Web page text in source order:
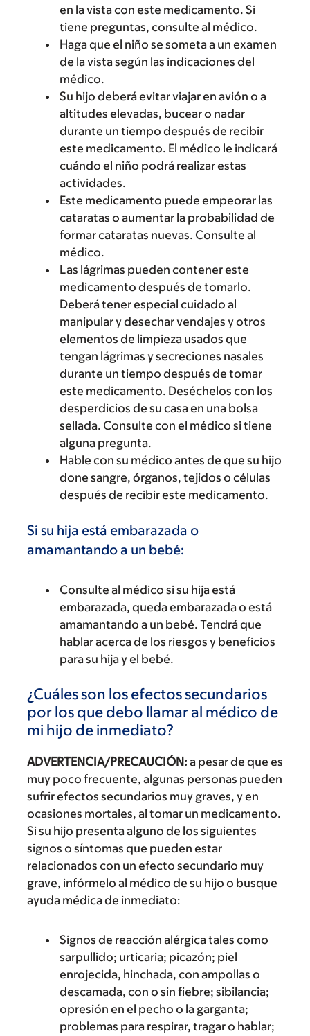
en la vista con este medicamento. Si
tiene preguntas, consulte al médico.
Haga que el niño se someta a un examen
de la vista según las indicaciones del
médico.
Su hijo deberá evitar viajar en avión o a
altitudes elevadas, bucear o nadar
durante un tiempo después de recibir
este medicamento. El médico le indicará
cuándo el niño podrá realizar estas
actividades.
Este medicamento puede empeorar las
cataratas o aumentar la probabilidad de
formar cataratas nuevas. Consulte al
médico.
Las lágrimas pueden contener este
medicamento después de tomarlo.
Deberá tener especial cuidado al
manipular y desechar vendajes y otros
elementos de limpieza usados que
tengan lágrimas y secreciones nasales
durante un tiempo después de tomar
este medicamento. Deséchelos con los
desperdicios de su casa en una bolsa
sellada. Consulte con el médico si tiene
alguna pregunta.
Hable con su médico antes de que su hijo
done sangre, órganos, tejidos o células
después de recibir este medicamento.
Si su hija está embarazada o
amamantando a un bebé:
Consulte al médico si su hija está
embarazada, queda embarazada o está
amamantando a un bebé. Tendrá que
hablar acerca de los riesgos y beneficios
para su hija y el bebé.
¿Cuáles son los efectos secundarios
por los que debo llamar al médico de
mi hijo de inmediato?
ADVERTENCIA/PRECAUCIÓN: a pesar de que es
muy poco frecuente, algunas personas pueden
sufrir efectos secundarios muy graves, y en
ocasiones mortales, al tomar un medicamento.
Si su hijo presenta alguno de los siguientes
signos o síntomas que pueden estar
relacionados con un efecto secundario muy
grave, infórmelo al médico de su hijo o busque
ayuda médica de inmediato:
Signos de reacción alérgica tales como
sarpullido; urticaria; picazón; piel
enrojecida, hinchada, con ampollas o
descamada, con o sin fiebre; sibilancia;
opresión en el pecho o la garganta;
problemas para respirar, tragar o hablar;